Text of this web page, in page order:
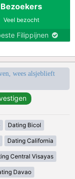
Bezoekers
Veel bezocht
Filippijnen
wees alsjeblieft
Dating Bicol
Dating California
Central Visayas
Davao